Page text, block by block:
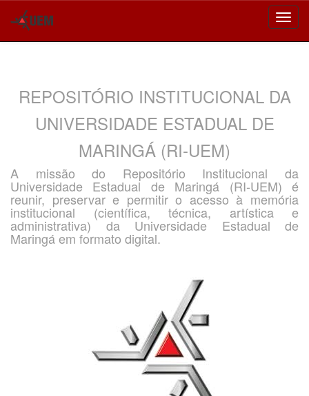
REPOSITÓRIO INSTITUCIONAL DA
UNIVERSIDADE ESTADUAL DE
MARINGÁ (RI-UEM)
A missão do Repositório Institucional da
Universidade Estadual de Maringá (RI-UEM) é
reunir, preservar e permitir o acesso à memória
institucional (científica, técnica, artística e
administrativa) da Universidade Estadual de
Maringá em formato digital.